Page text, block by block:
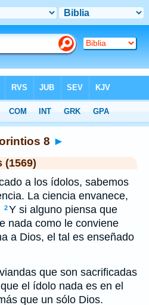
8 ►
(1569)
a los ídolos, sabemos
La ciencia envanece,
2Y si alguno piensa que
nada como le conviene
a Dios, el tal es enseñado
que son sacrificadas
el ídolo nada es en el
que un sólo Dios.